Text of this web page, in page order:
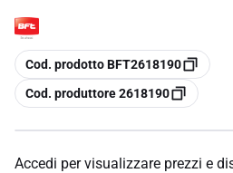
copia
Cod. prodotto BFT2618190
copia
Cod. produttore 2618190
Accedi per visualizzare prezzi e